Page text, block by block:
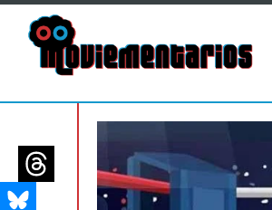
contenido